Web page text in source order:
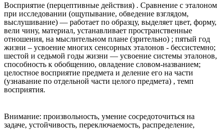
Восприятие (перцептивные действия) . Сравнение с эталоном
при исследовании (ощупывание, обведение взглядом,
выслушивание) — работает по образцу, выделяет цвет, форму,
вели чину, материал, устанавливает пространственные
отношения, на мыслительном плане (зрительно) ; пятый год
жизни – усвоение многих сенсорных эталонов - бессистемно;
шестой и седьмой годы жизни — усвоение системы эталонов,
способность к обобщению, овладение словом-названием;
целостное восприятие предмета и деление его на части
(узнавание по отдельной части целого предмета) , темп
восприятия.
Внимание: произвольность, умение сосредоточиться на
задаче, устойчивость, переключаемость, распределение,